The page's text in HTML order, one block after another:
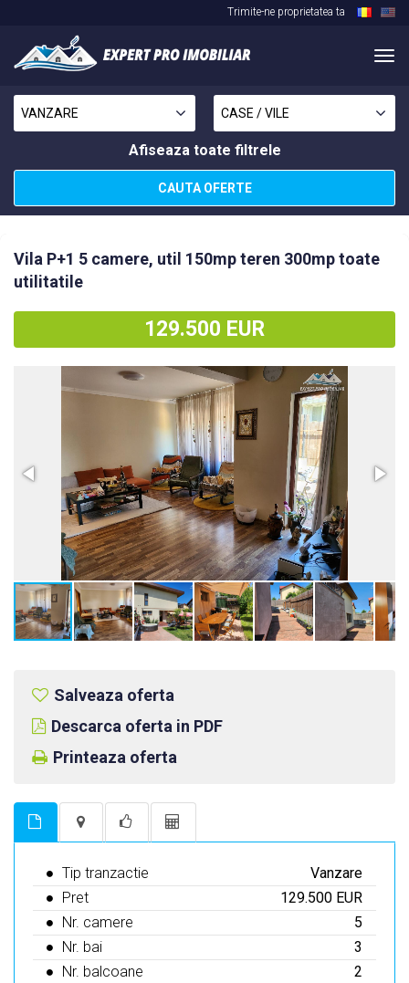
Trimite-ne proprietatea ta
site
VANZARE CASE / VILE
Afiseaza toate filtrele
CAUTA OFERTE
Vila P+1 5 camere, util 150mp teren 300mp toate
utilitatile
129.500 EUR
Salveaza oferta
Descarca oferta in PDF
Printeaza oferta
Tip tranzactie
Vanzare
Pret
129.500 EUR
Nr. camere
5
Nr. bai
3
Nr. balcoane
2